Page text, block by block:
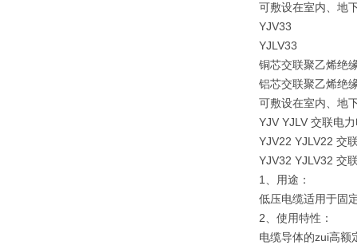
可敷设在室内、地
YJV33
YJLV33
铜芯交联聚乙烯绝
铝芯交联聚乙烯绝
可敷设在室内、地
YJV YJLV 交联电
YJV22 YJLV22 交
YJV32 YJLV32 交
1、用途：
低压电缆适用于固
2、使用特性：
电缆导体的zui高